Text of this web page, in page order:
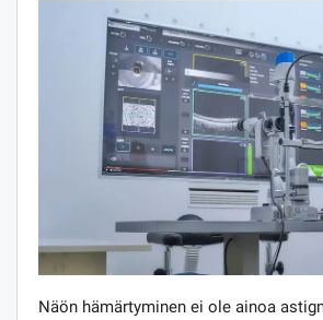
Näön hämärtyminen ei ole ainoa